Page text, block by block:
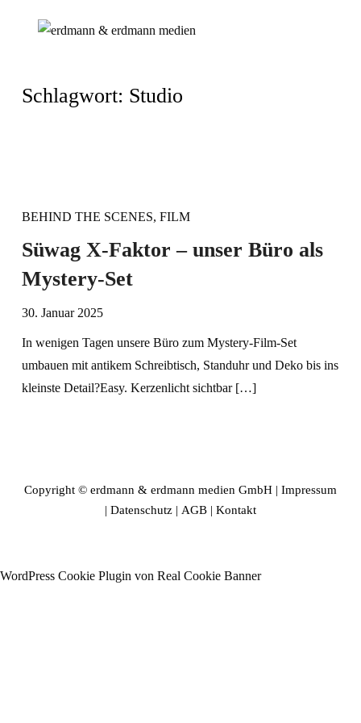
Schlagwort: Studio
BEHIND THE SCENES, FILM
Süwag X-Faktor – unser Büro als
Mystery-Set
30. Januar 2025
In wenigen Tagen unsere Büro zum Mystery-Film-Set
umbauen mit antikem Schreibtisch, Standuhr und Deko bis ins
kleinste Detail?Easy. Kerzenlicht sichtbar […]
Copyright © erdmann & erdmann medien GmbH | Impressum
| Datenschutz | AGB | Kontakt
WordPress Cookie Plugin von Real Cookie Banner